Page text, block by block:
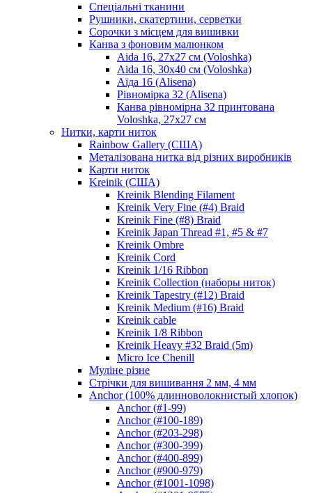
Спеціальні тканини
Рушники, скатертини, серветки
Сорочки з місцем для вишивки
Канва з фоновим малюнком
Aida 16, 27х27 см (Voloshka)
Aida 16, 30х40 см (Voloshka)
Аїда 16 (Alisena)
Рівномірка 32 (Alisena)
Канва рівномірна 32 принтована
Voloshka, 27х27 см
Нитки, карти ниток
Rainbow Gallery (США)
Металізована нитка від різних виробників
Карти ниток
Kreinik (США)
Kreinik Blending Filament
Kreinik Very Fine (#4) Braid
Kreinik Fine (#8) Braid
Kreinik Japan Thread #1, #5 & #7
Kreinik Ombre
Kreinik Cord
Kreinik 1/16 Ribbon
Kreinik Collection (наборы ниток)
Kreinik Tapestry (#12) Braid
Kreinik Medium (#16) Braid
Kreinik cable
Kreinik 1/8 Ribbon
Kreinik Heavy #32 Braid (5m)
Micro Ice Chenill
Муліне різне
Стрічки для вишивання 2 мм, 4 мм
Anchor (100% длинноволокнистый хлопок)
Anchor (#1-99)
Anchor (#100-189)
Anchor (#203-298)
Anchor (#300-399)
Anchor (#400-899)
Anchor (#900-979)
Anchor (#1001-1098)